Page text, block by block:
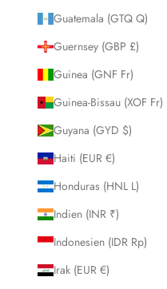
Guatemala (GTQ Q)
Guernsey (GBP £)
Guinea (GNF Fr)
Guinea-Bissau (XOF Fr)
Guyana (GYD $)
Haiti (EUR €)
Honduras (HNL L)
Indien (INR ₹)
Indonesien (IDR Rp)
Irak (EUR €)